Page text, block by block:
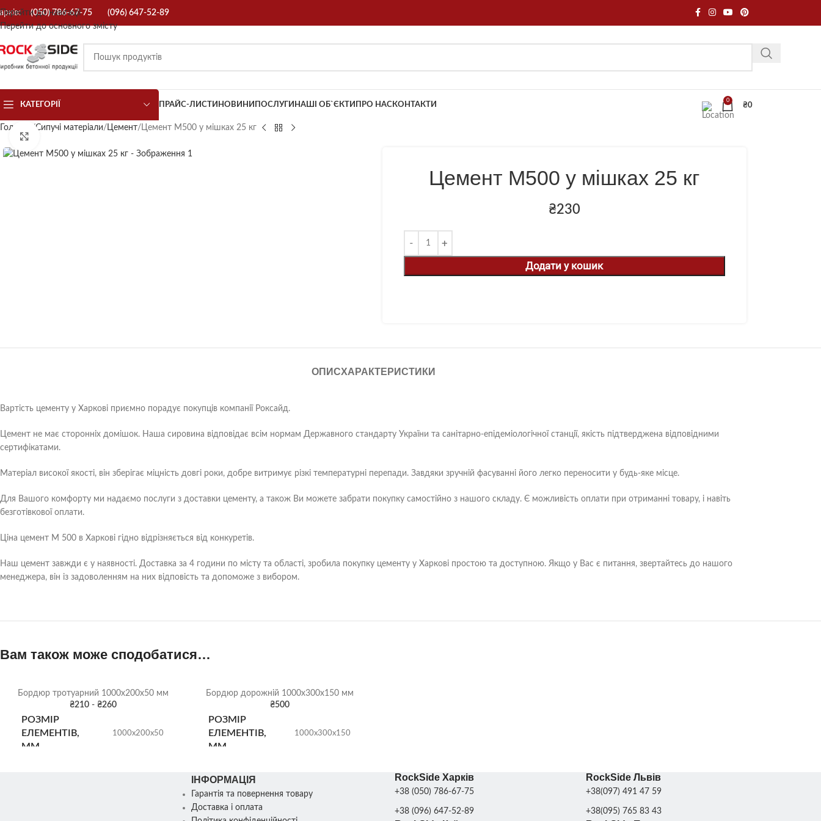
Перейти до навігації
Перейти до основного змісту
(050) 786-67-75 (096) 647-52-89
КАТЕГОРІЇ ПРАЙС-ЛИСТИ НОВИНИ ПОСЛУГИ НАШІ ОБ`ЄКТИ ПРО НАСКОНТАКТИ
0
₴0
Головна Сипучі матеріали Цемент Цемент М500 у мішках 25 кг
Цемент М500 у мішках 25 кг
₴230
Додати у кошик
ОПИСХАРАКТЕРИСТИКИ
Вартість цементу у Харкові приємно порадує покупців компанії Роксайд.
Цемент не має сторонніх домішок. Наша сировина відповідає всім нормам Державного стандарту України та санітарно-епідеміологічної станції, якість підтверджена відповідними
сертифікатами.
Матеріал високої якості, він зберігає міцність довгі роки, добре витримує різкі температурні перепади. Завдяки зручній фасуванні його легко переносити у будь-яке місце.
Для Вашого комфорту ми надаємо послуги з доставки цементу, а також Ви можете забрати покупку самостійно з нашого складу. Є можливість оплати при отриманні товару, і навіть
безготівкової оплати.
Ціна цемент М 500 в Харкові гідно відрізняється від конкуретів.
Наш цемент завжди є у наявності. Доставка за 4 години по місту та області, зробила покупку цементу у Харкові простою та доступною. Якщо у Вас є питання, звертайтесь до нашого
менеджера, він із задоволенням на них відповість та допоможе з вибором.
Вам також може сподобатися…
Бордюр тротуарний 1000х200х50 мм
₴210 - ₴260
РОЗМІР
ЕЛЕМЕНТІВ,
ММ
1000х200х50
Бордюр дорожній 1000х300х150 мм
₴500
РОЗМІР
ЕЛЕМЕНТІВ,
ММ
1000х300х150
КІЛЬК. У ПІДДОНІ
ІНФОРМАЦІЯ
Гарантія та повернення товару
Доставка і оплата
RockSide Харків
+38 (050) 786-67-75
+38 (096) 647-52-89
RockSide Львів
+38(097) 491 47 59
+38(095) 765 83 43